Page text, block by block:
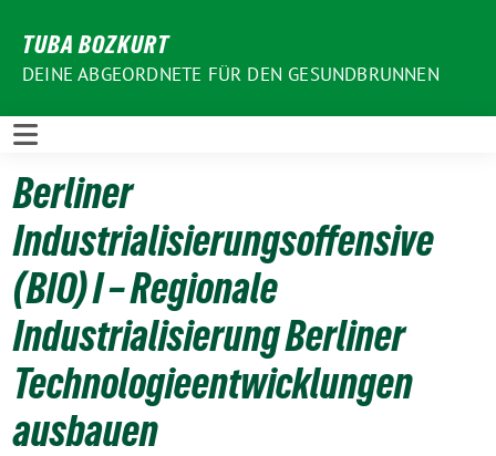
zum
Inhalt
TUBA BOZKURT
DEINE ABGEORDNETE FÜR DEN GESUNDBRUNNEN
Berliner
Industrialisierungsoffensive
(BIO) I – Regionale
Industrialisierung Berliner
Technologieentwicklungen
ausbauen